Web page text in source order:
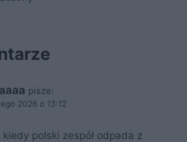
pisze:
2026 o 13:12
kiedy polski zespół odpada z